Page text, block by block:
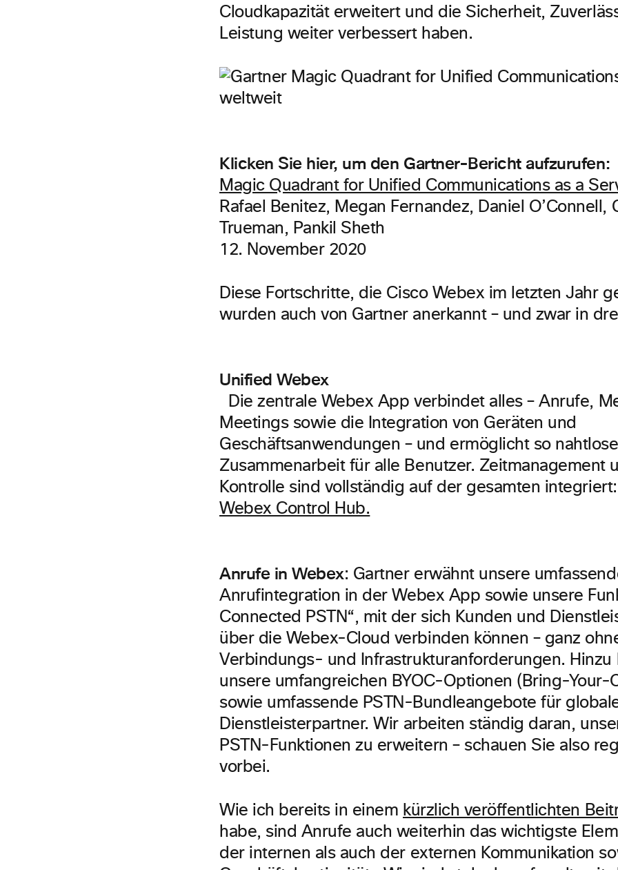
Cloudkapazität erweitert und die Sicherheit,
Leistung weiter verbessert haben.
Klicken Sie hier, um den Gartner-Bericht aufzurufen:
Magic Quadrant for Unified Communications as a
Rafael Benitez, Megan Fernandez, Daniel O’Connell,
Trueman, Pankil Sheth
12. November 2020
Diese Fortschritte, die Cisco Webex im letzten Jahr
wurden auch von Gartner anerkannt – und zwar in
Unified Webex
Die zentrale Webex App verbindet alles – Anrufe,
Meetings sowie die Integration von Geräten und
Geschäftsanwendungen – und ermöglicht so nahtlose
Zusammenarbeit für alle Benutzer. Zeitmanagement
Kontrolle sind vollständig auf der gesamten
Webex Control Hub.
Anrufe in Webex: Gartner erwähnt unsere
Anrufintegration in der Webex App sowie unsere
Connected PSTN“, mit der sich Kunden und
über die Webex-Cloud verbinden können – ganz
Verbindungs- und Infrastrukturanforderungen. Hinzu
unsere umfangreichen BYOC-Optionen (Bring-Your-
sowie umfassende PSTN-Bundleangebote für
Dienstleisterpartner. Wir arbeiten ständig daran,
PSTN-Funktionen zu erweitern – schauen Sie also
vorbei.
Wie ich bereits in einem kürzlich veröffentlichten
habe, sind Anrufe auch weiterhin das wichtigste
der internen als auch der externen Kommunikation